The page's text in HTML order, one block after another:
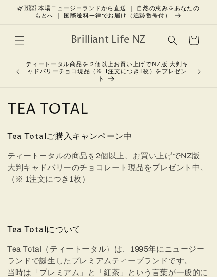
コンテン
ツに進む
🌿🇳🇿 本場ニュージーランドから直送 ｜ 自然の恵みをあなたの
もとへ ｜ 国際送料一律でお届け（追跡番号付）
Brilliant Life NZ
ー
を育
ティートータル商品を２個以上お買い上げでNZ版 大判キ
ャドバリーチョコ現品（※ 1注文につき1枚）をプレゼン
ト
コ
レ
シ
ョ
:
TEA TOTAL
Tea Totalご購入キャンペーン中
ティートータルの商品を2個以上、お買い上げでNZ版
大判キャドバリーのチョコレート現品をプレゼント中。
（※ 1注文につき1枚）
Tea Totalについて
Tea Total（ティートータル）は、1995年にニュージー
ランドで誕生したプレミアムティーブランドです。
当時は「プレミアム」と「紅茶」という言葉が一般的に